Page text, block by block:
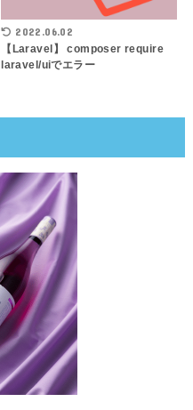
2022.06.02
【Laravel】 composer require
laravel/uiでエラー